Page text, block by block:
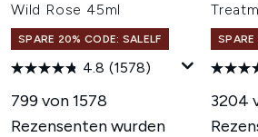
Wild Rose 45ml
SPARE 20% CODE: SALELF
4.8 (1578)
799 von 1578
Rezensenten wurden
SPARE
3204